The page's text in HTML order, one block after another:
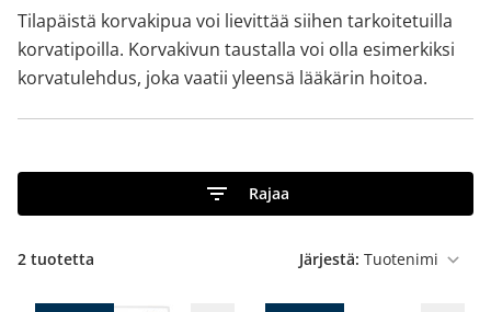
Tilapäistä korvakipua voi lievittää siihen tarkoitetuilla
korvatipoilla. Korvakivun taustalla voi olla esimerkiksi
korvatulehdus, joka vaatii yleensä lääkärin hoitoa.
Rajaa
2 tuotetta Järjestä: